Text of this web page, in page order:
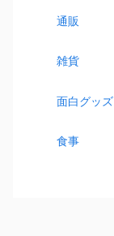
通販
雑貨
面白グッズ
食事